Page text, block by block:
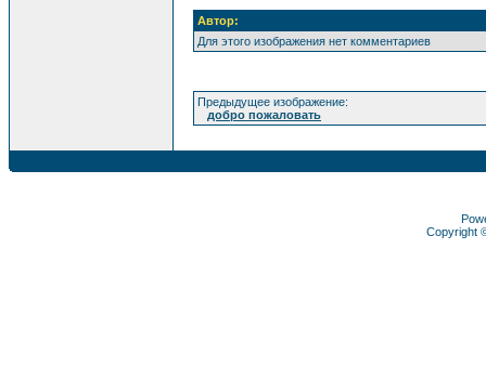
Автор:
Для этого изображения нет комментариев
Предыдущее изображение:
добро пожаловать
Copyright